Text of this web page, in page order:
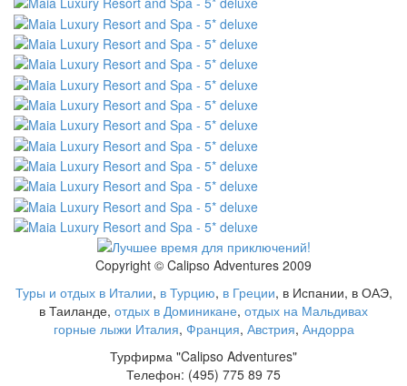
Copyright © Calipso Adventures 2009
Туры и отдых в Италии, в Турцию, в Греции, в Испании, в ОАЭ,
в Таиланде, отдых в Доминикане, отдых на Мальдивах
горные лыжи Италия, Франция, Австрия, Андорра
Турфирма "Calipso Adventures"
Телефон: (495) 775 89 75